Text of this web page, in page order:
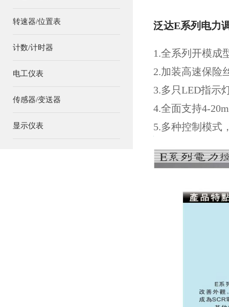
转速器/位置表
计数/计时器
电工仪表
传感器/变送器
显示仪表
泛达E系列电力
1.全系列开模成
2.加装高速保险
3.多只LED指示
4.全面支持4-
5.多种控制模式